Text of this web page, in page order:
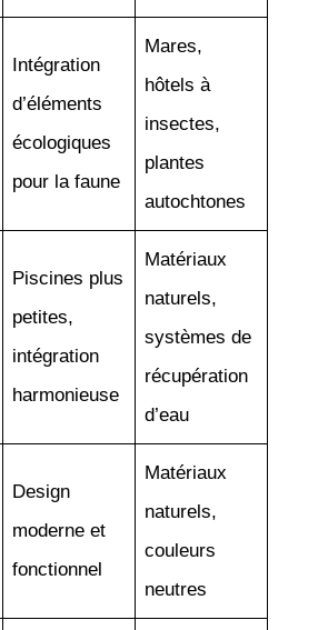
Intégration
d’éléments
écologiques
pour la faune
Mares,
hôtels à
insectes,
plantes
autochtones
Piscines plus
petites,
intégration
harmonieuse
Matériaux
naturels,
systèmes de
récupération
d’eau
Design
moderne et
fonctionnel
Matériaux
naturels,
couleurs
neutres